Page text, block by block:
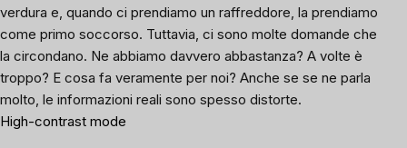
verdura e, quando ci prendiamo un raffreddore, la prendiamo
come primo soccorso. Tuttavia, ci sono molte domande che
la circondano. Ne abbiamo davvero abbastanza? A volte è
troppo? E cosa fa veramente per noi? Anche se se ne parla
molto, le informazioni reali sono spesso distorte.
High-contrast mode